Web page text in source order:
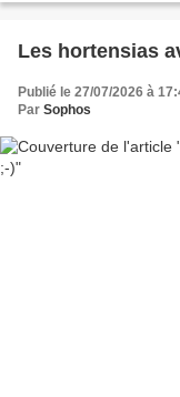
Les hortensias
Publié le 27/07/2026 à
Par Sophos